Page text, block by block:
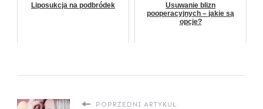
Liposukcja na podbródek
Usuwanie blizn
pooperacyjnych – jakie są
opcje?
POPRZEDNI ARTYKUŁ